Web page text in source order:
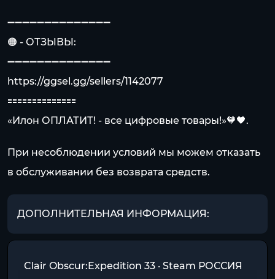
➖➖➖➖➖➖➖➖➖➖➖➖➖➖
🟠 - ОТЗЫВЫ:
➖➖➖➖➖➖➖➖➖➖➖➖➖➖
https://ggsel.gg/sellers/1142077
🟰🟰🟰🟰🟰🟰🟰🟰🟰🟰🟰🟰🟰🟰
«Илон ОПЛАТИТ! - все цифровые товары!»🧡🖤.
При несоблюдении условий мы можем отказать
в обслуживании без возврата средств.
ДОПОЛНИТЕЛЬНАЯ ИНФОРМАЦИЯ:
Clair Obscur:Expedition 33 · Steam РОССИЯ